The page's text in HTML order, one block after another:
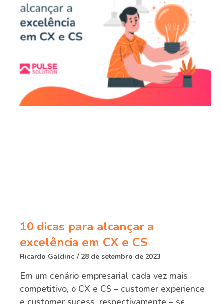
10 dicas para alcançar a
excelência em CX e CS
Ricardo Galdino 28 de setembro de 2023
Em um cenário empresarial cada vez mais
competitivo, o CX e CS – customer experience
e customer sucess, respectivamente – se